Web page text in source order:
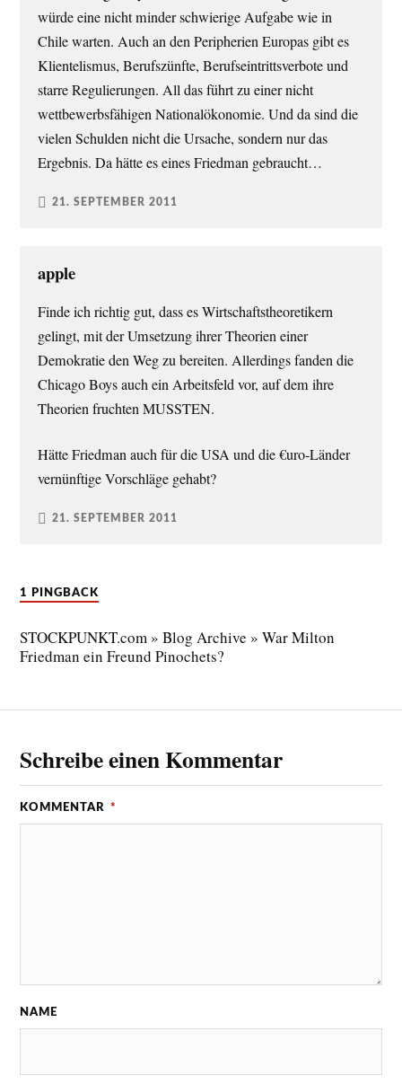
würde eine nicht minder schwierige Aufgabe wie in
Chile warten. Auch an den Peripherien Europas gibt es
Klientelismus, Berufszünfte, Berufseintrittsverbote und
starre Regulierungen. All das führt zu einer nicht
wettbewerbsfähigen Nationalökonomie. Und da sind die
vielen Schulden nicht die Ursache, sondern nur das
Ergebnis. Da hätte es eines Friedman gebraucht…
21. SEPTEMBER 2011
apple
Finde ich richtig gut, dass es Wirtschaftstheoretikern
gelingt, mit der Umsetzung ihrer Theorien einer
Demokratie den Weg zu bereiten. Allerdings fanden die
Chicago Boys auch ein Arbeitsfeld vor, auf dem ihre
Theorien fruchten MUSSTEN.
Hätte Friedman auch für die USA und die €uro-Länder
vernünftige Vorschläge gehabt?
21. SEPTEMBER 2011
1 PINGBACK
STOCKPUNKT.com » Blog Archive » War Milton
Friedman ein Freund Pinochets?
Schreibe einen Kommentar
KOMMENTAR *
NAME